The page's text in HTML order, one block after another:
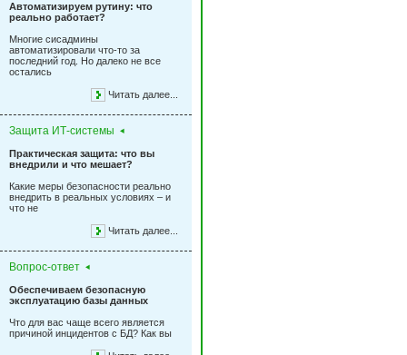
Автоматизируем рутину: что
реально работает?
Многие сисадмины
автоматизировали что-то за
последний год. Но далеко не все
остались
Читать далее...
Защита ИТ-системы
Практическая защита: что вы
внедрили и что мешает?
Какие меры безопасности реально
внедрить в реальных условиях – и
что не
Читать далее...
Вопрос-ответ
Обеспечиваем безопасную
эксплуатацию базы данных
Что для вас чаще всего является
причиной инцидентов с БД? Как вы